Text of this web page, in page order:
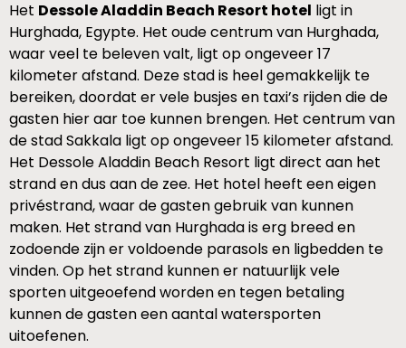
Het Dessole Aladdin Beach Resort hotel ligt in
Hurghada, Egypte. Het oude centrum van Hurghada,
waar veel te beleven valt, ligt op ongeveer 17
kilometer afstand. Deze stad is heel gemakkelijk te
bereiken, doordat er vele busjes en taxi’s rijden die de
gasten hier aar toe kunnen brengen. Het centrum van
de stad Sakkala ligt op ongeveer 15 kilometer afstand.
Het Dessole Aladdin Beach Resort ligt direct aan het
strand en dus aan de zee. Het hotel heeft een eigen
privéstrand, waar de gasten gebruik van kunnen
maken. Het strand van Hurghada is erg breed en
zodoende zijn er voldoende parasols en ligbedden te
vinden. Op het strand kunnen er natuurlijk vele
sporten uitgeoefend worden en tegen betaling
kunnen de gasten een aantal watersporten
uitoefenen.